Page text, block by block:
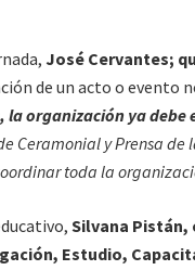
José Cervantes;
de un acto o evento
la organización ya
Ceramonial y Prensa
toda la
Silvana Pistán,
Estudio,